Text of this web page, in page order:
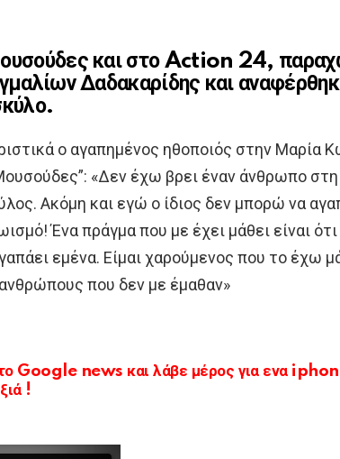
και στο Action 24,
Δαδακαρίδης και
ο αγαπημένος ηθοποιός στην Μαρία
«Δεν έχω βρει έναν άνθρωπο
Ακόμη και εγώ ο ίδιος δεν μπορώ να
Ένα πράγμα που με έχει μάθει είναι
εμένα. Είμαι χαρούμενος που το έχω
που δεν με έμαθαν»
Google news και λάβε μέρος για ενα
!